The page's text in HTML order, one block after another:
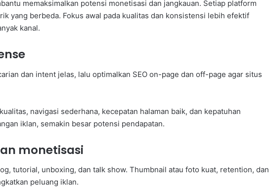
memaksimalkan potensi monetisasi dan jangkauan. Setiap platform
yang berbeda. Fokus awal pada kualitas dan konsistensi lebih efektif
kanal.
dan intent jelas, lalu optimalkan SEO on-page dan off-page agar situs
navigasi sederhana, kecepatan halaman baik, dan kepatuhan
iklan, semakin besar potensi pendapatan.
monetisasi
tutorial, unboxing, dan talk show. Thumbnail atau foto kuat, retention, dan
peluang iklan.